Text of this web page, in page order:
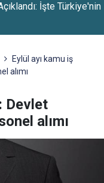
400 Karayolu Ulaşıma
Eylül ayı kamu iş
alımı
Devlet
alımı